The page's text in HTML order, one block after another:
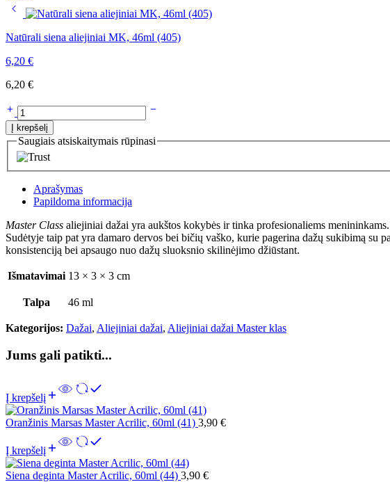
Natūrali siena aliejiniai MK, 46ml (405)
6,20 €
6,20 €
Į krepšelį
Saugiais atsiskaitymais rūpinasi
Aprašymas
Papildoma informacija
Master Class aliejiniai dažai yra aukštos kokybės ir tinka profesionaliems
Sudėtyje taip pat yra damaro dervos bei bičių vaško, kurie pagerina dažų sukibimą
konsistenciją bei apsaugo nuo dažų sluoksnio skilinėjimo džiūstant.
Išmatavimai 13 × 3 × 3 cm
Talpa 46 ml
Kategorijos: Dažai, Aliejiniai dažai, Aliejiniai dažai Master klas
Jums gali patikti...
Į krepšelį
Oranžinis Marsas Master Acrilic, 60ml (41) 3,90 €
Į krepšelį
Siena deginta Master Acrilic, 60ml (44) 3,90 €